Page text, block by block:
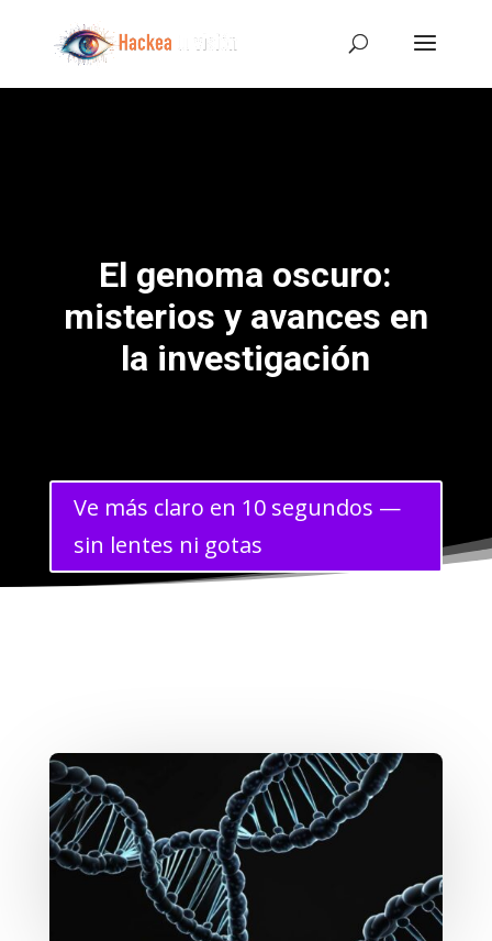
El genoma oscuro:
misterios y avances en
la investigación
Ve más claro en 10 segundos —
sin lentes ni gotas